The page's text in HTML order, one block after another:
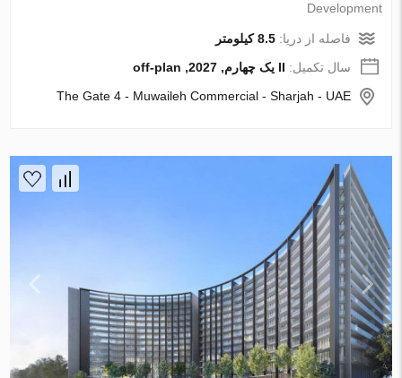
Development
فاصله از دریا:8.5 کیلومتر
سال تکمیل: II یک چهارم, 2027, off-plan
The Gate 4 - Muwaileh Commercial - Sharjah - UAE